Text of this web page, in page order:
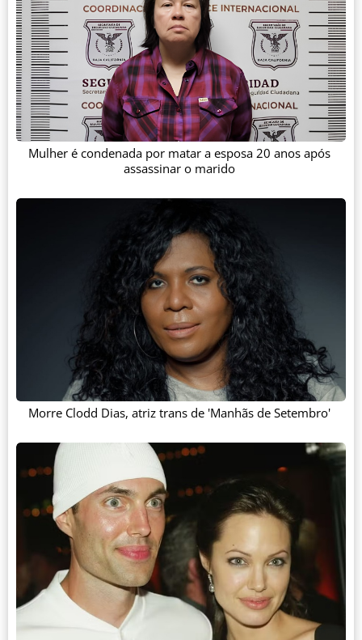
Mulher é condenada por matar a esposa 20 anos após
assassinar o marido
Morre Clodd Dias, atriz trans de 'Manhãs de Setembro'